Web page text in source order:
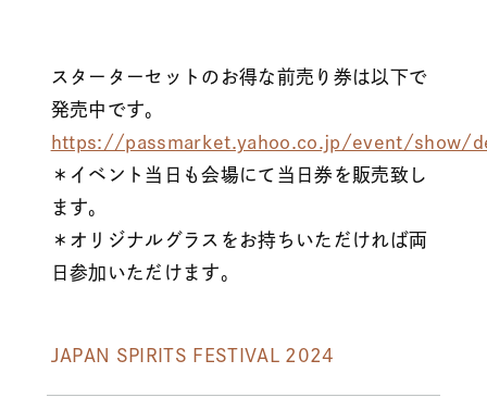
スターターセットのお得な前売り券は以下で
発売中です。
https://passmarket.yahoo.co.jp/event/show/
＊イベント当日も会場にて当日券を販売致し
ます。
＊オリジナルグラスをお持ちいただければ両
日参加いただけます。
JAPAN SPIRITS FESTIVAL 2024